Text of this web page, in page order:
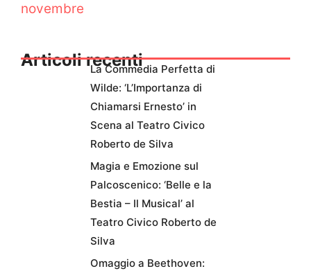
novembre
Articoli recentiLa Commedia Perfetta di
Wilde: ‘L’Importanza di
Chiamarsi Ernesto’ in
Scena al Teatro Civico
Roberto de Silva
Magia e Emozione sul
Palcoscenico: ‘Belle e la
Bestia – Il Musical’ al
Teatro Civico Roberto de
Silva
Omaggio a Beethoven: